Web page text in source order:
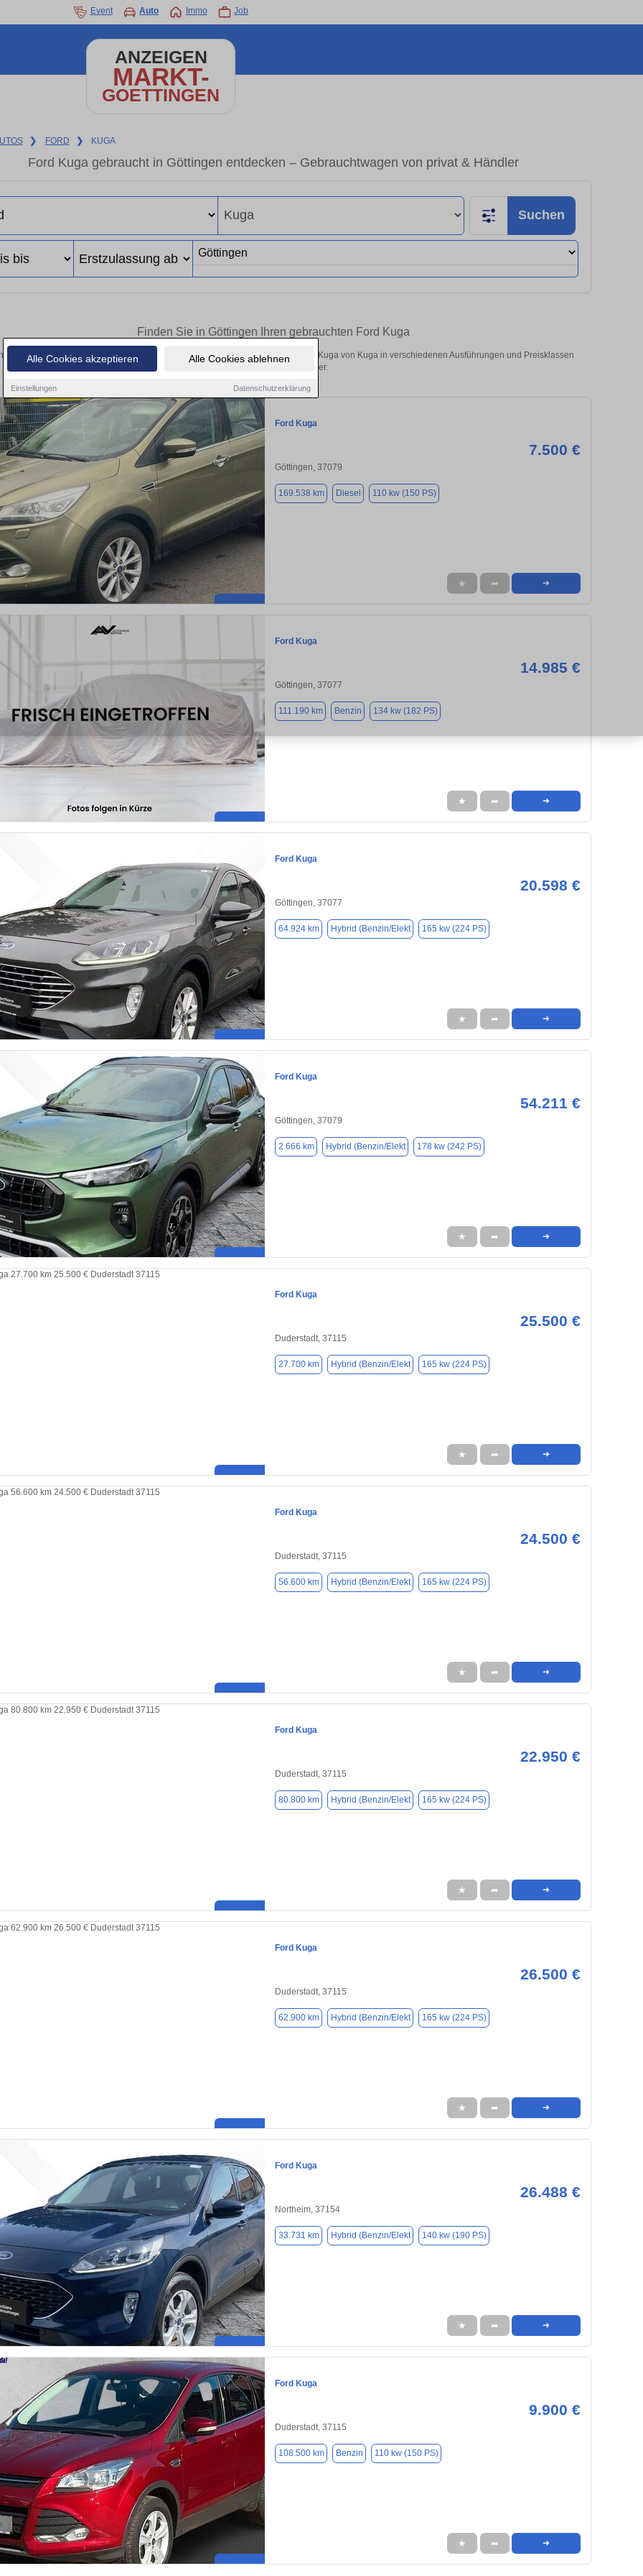
Alle Cookies akzeptieren Alle Cookies ablehnen
Einstellungen Datenschutzerklärung
Event Auto Immo Job
ANZEIGEN
MARKT-
GOETTINGEN
❯ FORD ❯ KUGA
Ford Kuga gebraucht in Göttingen entdecken – Gebrauchtwagen von privat & Händler
Suchen
Finden Sie in Göttingen Ihren gebrauchten Ford Kuga
Sie in Göttingen einen Ford Kuga Gebrauchtwagen? Entdecken Sie gebrauchte Kuga von Kuga in verschiedenen Ausführungen und Preisklassen
von privat und vom Händler.
Ford Kuga
7.500 €
Göttingen, 37079
169.538 km Diesel 110 kw (150 PS)
★ ➦ ➜
Ford Kuga
14.985 €
Göttingen, 37077
111.190 km Benzin 134 kw (182 PS)
★ ➦ ➜
Ford Kuga
20.598 €
Göttingen, 37077
64.924 km Hybrid (Benzin/Elekt 165 kw (224 PS)
★ ➦ ➜
Ford Kuga
54.211 €
Göttingen, 37079
2.666 km Hybrid (Benzin/Elekt 178 kw (242 PS)
★ ➦ ➜
Ford Kuga
25.500 €
Duderstadt, 37115
27.700 km Hybrid (Benzin/Elekt 165 kw (224 PS)
★ ➦ ➜
Ford Kuga
24.500 €
Duderstadt, 37115
56.600 km Hybrid (Benzin/Elekt 165 kw (224 PS)
★ ➦ ➜
Ford Kuga
22.950 €
Duderstadt, 37115
80.800 km Hybrid (Benzin/Elekt 165 kw (224 PS)
★ ➦ ➜
Ford Kuga
26.500 €
Duderstadt, 37115
62.900 km Hybrid (Benzin/Elekt 165 kw (224 PS)
★ ➦ ➜
Ford Kuga
26.488 €
Northeim, 37154
33.731 km Hybrid (Benzin/Elekt 140 kw (190 PS)
★ ➦ ➜
Ford Kuga
9.900 €
Duderstadt, 37115
108.500 km Benzin 110 kw (150 PS)
★ ➦ ➜